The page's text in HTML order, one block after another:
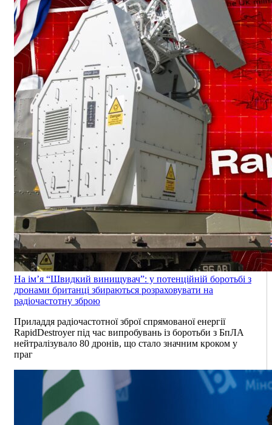
На ім’я “Швидкий винищувач”: у потенційній боротьбі з
дронами британці збираються розраховувати на
радіочастотну зброю
Приладдя радіочастотної зброї спрямованої енергії
RapidDestroyer під час випробувань із боротьби з БпЛА
нейтралізувало 80 дронів, що стало значним кроком у
праг